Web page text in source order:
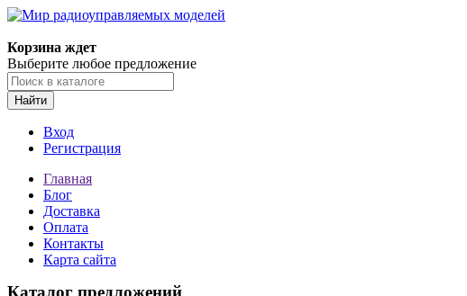
Корзина ждет
Выберите любое предложение
Найти
Вход
Регистрация
Главная
Блог
Доставка
Оплата
Контакты
Карта сайта
Каталог предложений